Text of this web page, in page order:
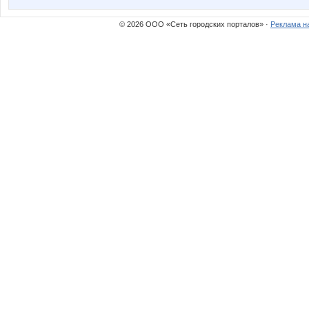
© 2026 ООО «Сеть городских порталов» · Реклама